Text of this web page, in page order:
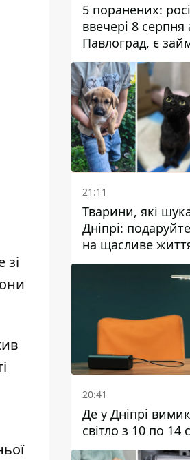
5 поранених:
ввечері 8 серпня
Павлоград, є
21:11
Тварини, які
Дніпрі:
на щасливе
20:41
Де у Дніпрі
світло з 10 по 14